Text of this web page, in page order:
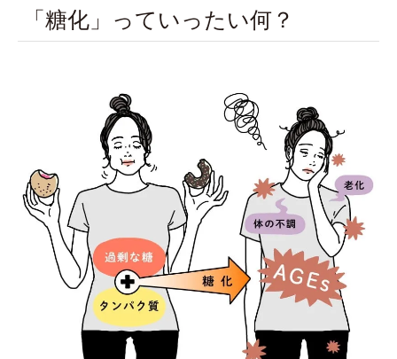
「糖化」っていったい何？